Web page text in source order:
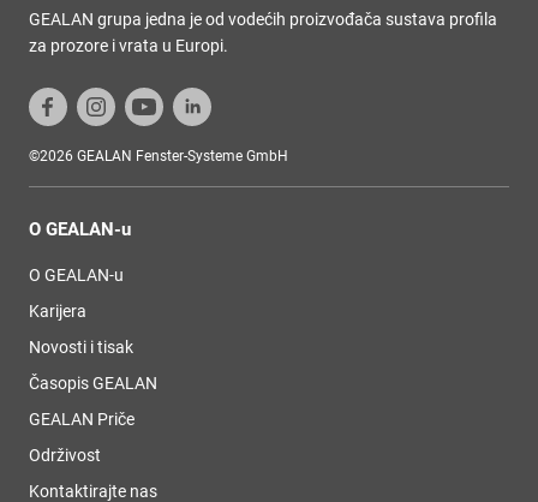
GEALAN grupa jedna je od vodećih proizvođača sustava profila
za prozore i vrata u Europi.
©2026 GEALAN Fenster-Systeme GmbH
O GEALAN-u
O GEALAN-u
Karijera
Novosti i tisak
Časopis GEALAN
GEALAN Priče
Održivost
Kontaktirajte nas